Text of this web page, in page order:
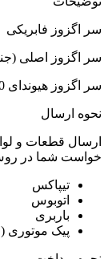
سر اگزوز فابریکی
سر اگزوز اصلی
سر اگزوز هیوندای i40
نحوه ارسال
ارسال قطعات و
خواست شما در
تیپاکس
اتوبوس
باربری
پیک